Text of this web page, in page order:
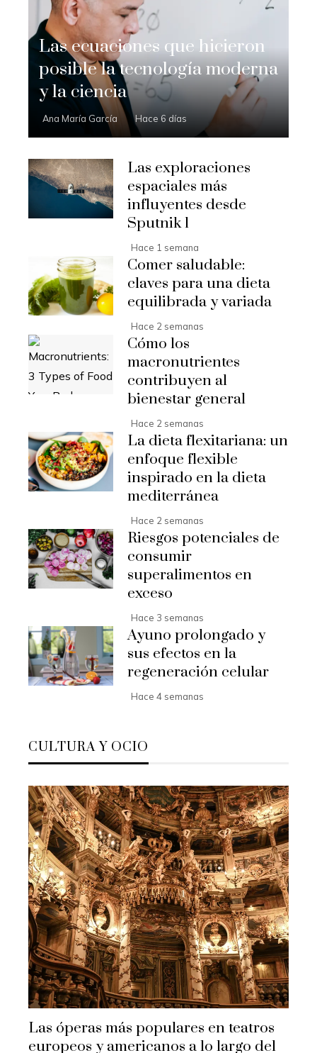
Las ecuaciones que hicieron
posible la tecnología moderna
y la ciencia
Ana María García Hace 6 días
Las exploraciones
espaciales más
influyentes desde
Sputnik 1
Hace 1 semana
Comer saludable:
claves para una dieta
equilibrada y variada
Hace 2 semanas
Cómo los
macronutrientes
contribuyen al
bienestar general
Hace 2 semanas
La dieta flexitariana: un
enfoque flexible
inspirado en la dieta
mediterránea
Hace 2 semanas
Riesgos potenciales de
consumir
superalimentos en
exceso
Hace 3 semanas
Ayuno prolongado y
sus efectos en la
regeneración celular
Hace 4 semanas
CULTURA Y OCIO
Las óperas más populares en teatros
europeos y americanos a lo largo del